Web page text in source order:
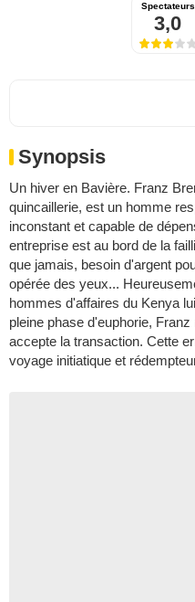
Spectateurs
3,0
Synopsis
Un hiver en Bavière. Franz
quincaillerie, est un homme
inconstant et capable de
entreprise est au bord de la
que jamais, besoin d'argent
opérée des yeux...
hommes d'affaires du Kenya
pleine phase d'euphorie,
accepte la transaction. Cette
voyage initiatique et